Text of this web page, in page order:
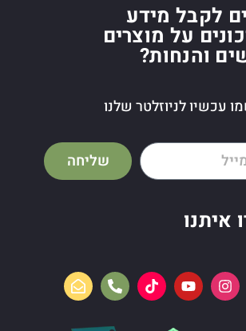
לקבל מידע
על מוצרים
והנחות?
עכשיו לניוזלטר שלנו
שליחה
איתנו